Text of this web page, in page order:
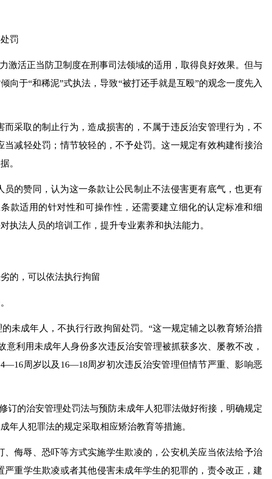
罚
激活正当防卫制度在刑事司法领域的适用，取得良好效果。但与
于“和稀泥”式执法，导致“被打还手就是互殴”的观念一度先入
采取的制止行为，造成损害的，不属于违反治安管理行为，不
减轻处罚；情节较轻的，不予处罚。这一规定有效构建衔接治
。
的赞同，认为这一条款让公民制止不法侵害更有底气，也更有
款适用的针对性和可操作性，还需要建立细化的认定标准和细
执法人员的培训工作，提升专业素养和执法能力。
的，可以依法执行拘留
未成年人，不执行行政拘留处罚。“这一规定辅之以教育矫治措
利用未成年人身份多次违反治安管理被抓获多次、屡教不改，
周岁以及16—18周岁初次违反治安管理但情节严重、影响恶
订的治安管理处罚法与预防未成年人犯罪法做好衔接，明确规定
年人犯罪法的规定采取相应矫治教育等措施。
侮辱、恐吓等方式实施学生欺凌的，公安机关应当依法给予治
重学生欺凌或者其他侵害未成年学生的犯罪的，责令改正，建